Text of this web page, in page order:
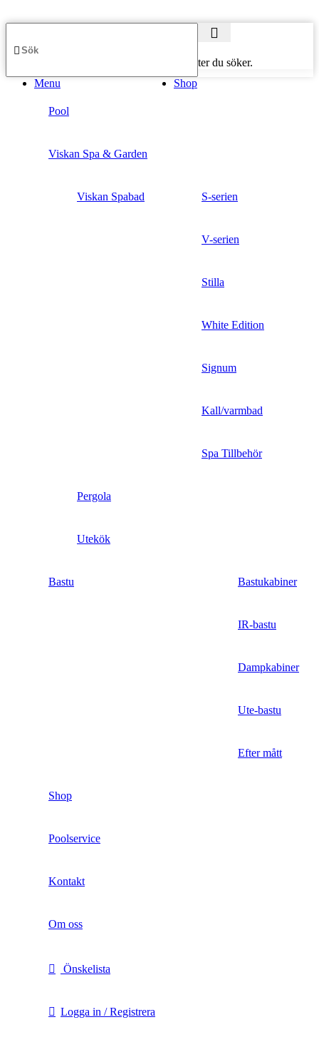
Börja skriva för att se produkter du söker.
Menu
Shop
Pool
Viskan Spa & Garden
Viskan Spabad S-serien
V-serien
Stilla
White Edition
Signum
Kall/varmbad
Spa Tillbehör
Pergola
Utekök
Bastu Bastukabiner
IR-bastu
Dampkabiner
Ute-bastu
Efter mått
Shop
Poolservice
Kontakt
Om oss
Önskelista
Logga in / Registrera